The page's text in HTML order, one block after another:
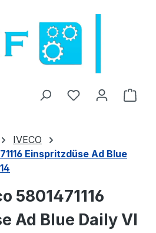
Du hast 0
IVECO
Einspritzdüse Ad Blue
5801471116
Ad Blue Daily VI